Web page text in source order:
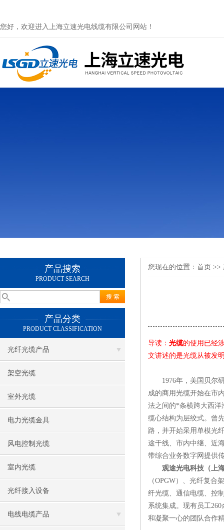
您好，欢迎进入上海立速光电线缆有限公司网站！
产品搜索
PRODUCT SEARCH
产品分类
PRODUCT CLASSIFICATION
光纤光缆产品
架空光缆
室外光缆
电力光缆金具
风电控制光缆
室内光缆
光纤接入设备
电线电缆产品
您现在的位置： 首页 >>
导读： 光缆的使用已经
文讲述的是光缆从被发
1976年，美国贝尔研
成的商用光缆开始在市
法之间的*条横跨大西洋
缆心结构为层绞式。曾
路，并开始采用单模光
途干线、市内中继、近
带综合业务数字网提供
观途光电科技（上
（OPGW）、光纤复
纤光缆、通信电缆、控
系统集成。现有员工
和凝聚一心的团队合作